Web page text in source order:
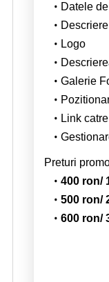
Datele
Logo
Galerie
Link
Preturi
400 ron/
500 ron/
600 ron/